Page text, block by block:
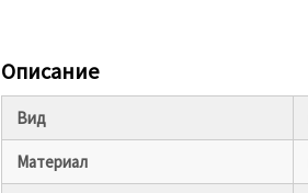
Описание
Вид
Материал